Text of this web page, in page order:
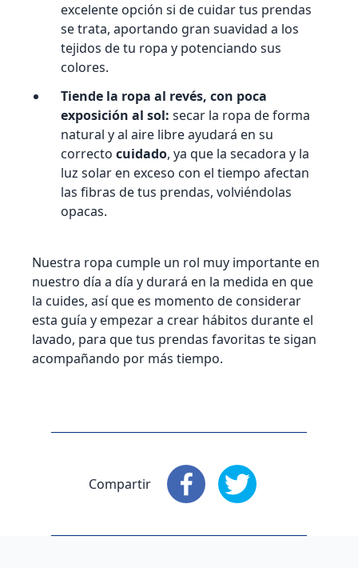
excelente opción si de cuidar tus prendas
se trata, aportando gran suavidad a los
tejidos de tu ropa y potenciando sus
colores.
Tiende la ropa al revés, con poca
exposición al sol: secar la ropa de forma
natural y al aire libre ayudará en su
correcto cuidado, ya que la secadora y la
luz solar en exceso con el tiempo afectan
las fibras de tus prendas, volviéndolas
opacas.
Nuestra ropa cumple un rol muy importante en
nuestro día a día y durará en la medida en que
la cuides, así que es momento de considerar
esta guía y empezar a crear hábitos durante el
lavado, para que tus prendas favoritas te sigan
acompañando por más tiempo.
Compartir Compartir : Facebook
Compartir